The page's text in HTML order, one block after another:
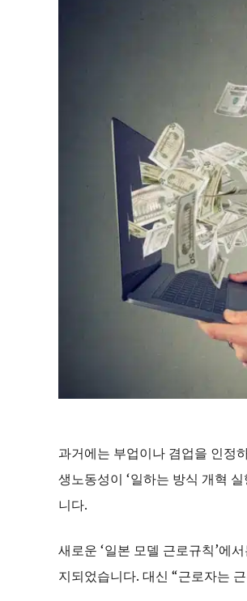
과거에는 부업이나 겸업을 인정
생노동성이 ‘일하는 방식 개혁
니다.
새로운 ‘일본 모델 근로규칙’에
지되었습니다. 대신 “근로자는